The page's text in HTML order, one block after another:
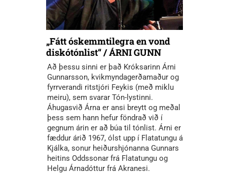
„Fátt óskemmtilegra en vond
diskótónlist“ / ÁRNI GUNN
Að þessu sinni er það Króksarinn Árni
Gunnarsson, kvikmyndagerðamaður og
fyrrverandi ritstjóri Feykis (með miklu
meiru), sem svarar Tón-lystinni.
Áhugasvið Árna er ansi breytt og meðal
þess sem hann hefur föndrað við í
gegnum árin er að búa til tónlist. Árni er
fæddur árið 1967, ólst upp í Flatatungu á
Kjálka, sonur heiðurshjónanna Gunnars
heitins Oddssonar frá Flatatungu og
Helgu Árnadóttur frá Akranesi.